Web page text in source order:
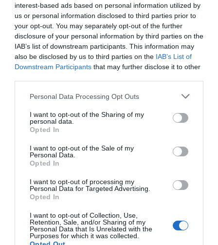
interest-based ads based on personal information utilized by
us or personal information disclosed to third parties prior to
your opt-out. You may separately opt-out of the further
disclosure of your personal information by third parties on the
IAB’s list of downstream participants. This information may
also be disclosed by us to third parties on the IAB’s List of
Downstream Participants that may further disclose it to other
Personal Data Processing Opt Outs
I want to opt-out of the Sharing of my
personal data.
Opted In
I want to opt-out of the Sale of my
Personal Data.
Opted In
I want to opt-out of processing my
Personal Data for Targeted Advertising.
Opted In
I want to opt-out of Collection, Use,
Retention, Sale, and/or Sharing of my
Personal Data that Is Unrelated with the
Purposes for which it was collected.
Hoy destacamos
SOCIEDAD
Humberto Pérez-Tomé 08/08/26 06:00
SOCIEDAD
Redacción 08/08/26 06:00
“Ya que gobernamos mal, gobernemos
barato”
SOCIEDAD